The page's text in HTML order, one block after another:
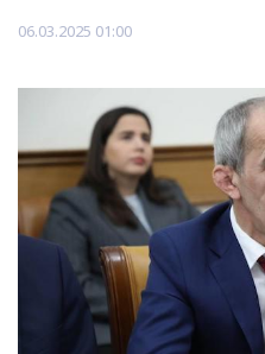
06.03.2025 01:00